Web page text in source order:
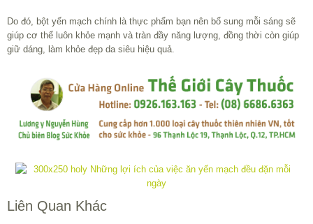
Do đó, bột yến mạch chính là thực phẩm bạn nên bổ sung mỗi sáng sẽ
giúp cơ thể luôn khỏe mạnh và tràn đầy năng lượng, đồng thời còn giúp
giữ dáng, làm khỏe đẹp da siêu hiệu quả.
Liên Quan Khác